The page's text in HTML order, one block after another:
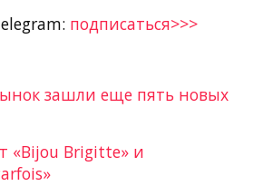
подписаться>>>
зашли еще пять новых
«Bijou Brigitte» и